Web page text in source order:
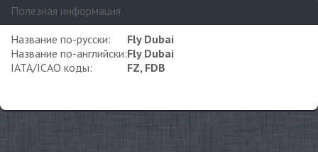
Полезная информация
Название по-русски:
Fly Dubai
Название по-английски:Fly Dubai
IATA/ICAO коды:
FZ, FDB